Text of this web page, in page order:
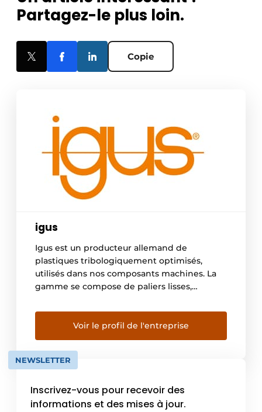
Partagez-le plus loin.
Copie
igus
Igus est un producteur allemand de
plastiques tribologiquement optimisés,
utilisés dans nos composants machines. La
gamme se compose de paliers lisses,
câbles. Nous les appelons les “motion
plastics” En Belgique, nous avons plus de
3000 clients actifs dans toutes sortes
d’industries. Avec nos configurateurs en
ligne disponibles sur notre […]
Voir le profil de l'entreprise
NEWSLETTER
Inscrivez-vous pour recevoir des
informations et des mises à jour.